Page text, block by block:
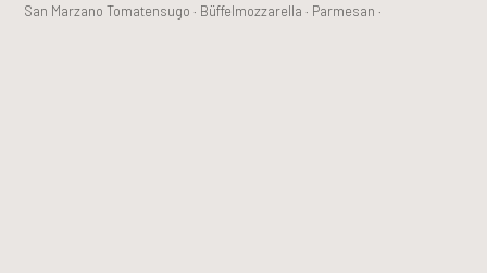
San Marzano Tomatensugo · Büffelmozzarella · Parmesan ·